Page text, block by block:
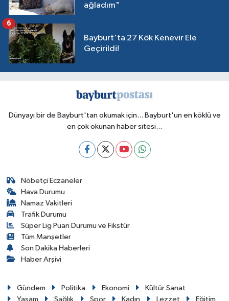
ağladım"
Bayburt'ta 27 Kök Kenevir Ele
Geçirildi!
6
Dünyayı bir de Bayburt'tan okumak için... Bayburt'un en köklü ve
en çok okunan haber sitesi...
Nöbetçi Eczaneler
Hava Durumu
Namaz Vakitleri
Trafik Durumu
Süper Lig Puan Durumu ve Fikstür
Tüm Manşetler
Son Dakika Haberleri
Haber Arşivi
Gündem Politika Ekonomi
Kültür Sanat
Yaşam
Sağlık Spor Kadın Lezzet Eğitim